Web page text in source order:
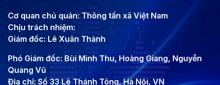
Cơ quan chủ quản: Thông tấn xã Việt Nam
Chịu trách nhiệm:
Giám đốc: Lê Xuân Thành
Phó Giám đốc: Bùi Minh Thu, Hoàng Giang, Nguyễn
Quang Vũ
Địa chỉ: Số 33 Lê Thánh Tông, Hà Nội, VN